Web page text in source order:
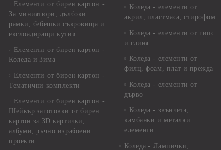
Елементи от бирен картон -
За миниатюри, дълбоки
рамки, бебешки съкровища и
екслоадиращи кутии
Елементи от бирен картон -
Коледа и Зима
Елементи от бирен картон -
Тематични комплекти
Елементи от бирен картон -
Шейкър заготовки от бирен
картон за 3D картички,
албуми, ръчно израбоени
проекти
Коледа - елементи от
акрил, пластмаса, стирофом
Коледа - елементи от гипс
и глина
Коледа - елементи от
филц, фоам, плат и прежда
Коледа - елементи от
дърво
Коледа - звънчета,
камбанки и метални
елементи
Коледа - Лампички,